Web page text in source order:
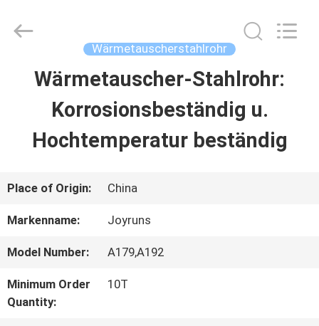
HAUS
PRODUKTE
ÜBER
US
AUSFLUG
Joyruns
Wärmetauscherstahlrohr
Wärmetauscher-Stahlrohr:
Korrosionsbeständig u.
Hochtemperatur beständig
Place of Origin: China
Markenname: Joyruns
Model Number: A179,A192
Minimum Order
Quantity:
10T